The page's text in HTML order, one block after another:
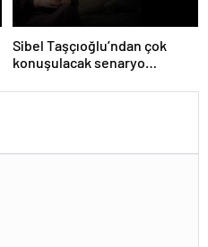
Sibel Taşçıoğlu’ndan çok
konuşulacak senaryo
düşünürdüm’